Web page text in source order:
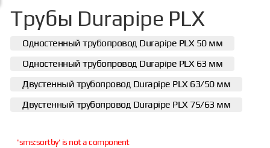
Трубы Durapipe PLX
Одностенный трубопровод Durapipe PLX 50 мм
Одностенный трубопровод Durapipe PLX 63 мм
Двустенный трубопровод Durapipe PLX 63/50 мм
Двустенный трубопровод Durapipe PLX 75/63 мм
'sms:sortby' is not a component